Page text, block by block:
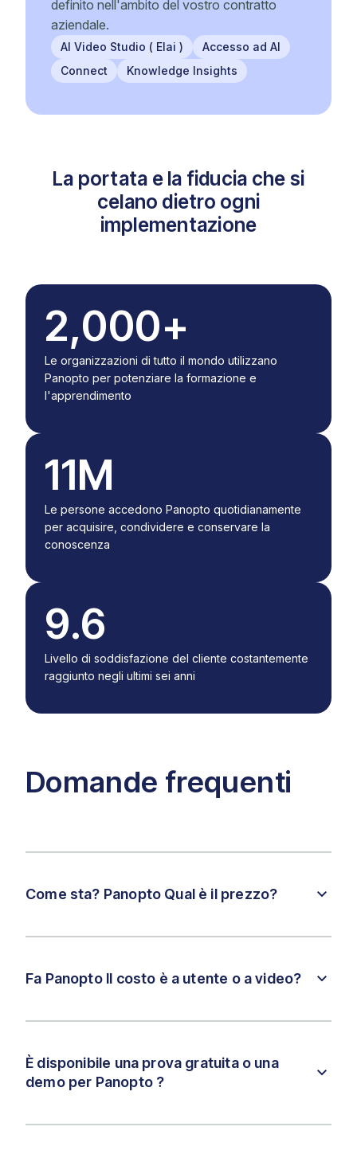
definito nell'ambito del vostro contratto
aziendale.
AI Video Studio ( Elai )
Accesso ad AI
Connect
Knowledge Insights
La portata e la fiducia che si
celano dietro ogni
implementazione
2,000+
Le organizzazioni di tutto il mondo utilizzano
Panopto per potenziare la formazione e
l'apprendimento
11M
Le persone accedono Panopto quotidianamente
per acquisire, condividere e conservare la
conoscenza
9.6
Livello di soddisfazione del cliente costantemente
raggiunto negli ultimi sei anni
Domande frequenti
Come sta? Panopto Qual è il prezzo?
Fa Panopto Il costo è a utente o a video?
È disponibile una prova gratuita o una
demo per Panopto ?